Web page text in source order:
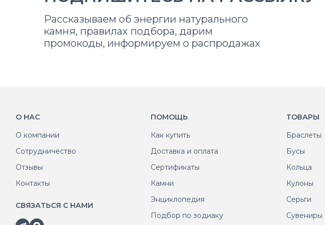
Рассказываем об энергии натурального
камня, правилах подбора, дарим
промокоды, информируем о распродажах
О НАС
О компании
Сотрудничество
Отзывы
Контакты
СВЯЗАТЬСЯ С НАМИ
ПОМОЩЬ
Как купить
Доставка и оплата
Сертификаты
Камни
Энциклопедия
Подбор по зодиаку
ТОВАРЫ
Браслеты
Бусы
Кольца
Кулоны
Серьги
Сувениры